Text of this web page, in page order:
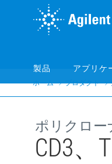
製品 アプリケ
ホーム プロダクト
CD3
ポリクロー